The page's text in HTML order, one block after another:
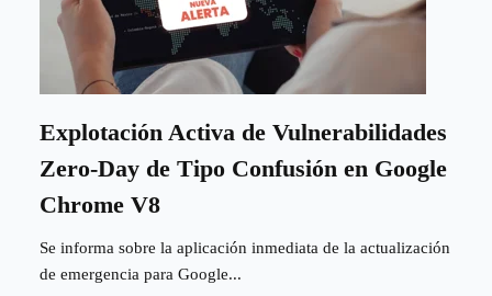
Explotación Activa de Vulnerabilidades
Zero-Day de Tipo Confusión en Google
Chrome V8
Se informa sobre la aplicación inmediata de la actualización
de emergencia para Google...